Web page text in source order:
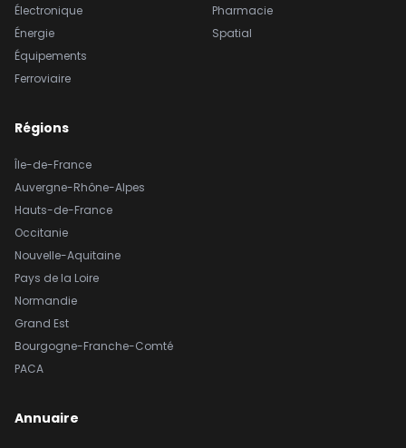
Électronique
Énergie
Équipements
Ferroviaire
Pharmacie
Spatial
Régions
Île-de-France
Auvergne-Rhône-Alpes
Hauts-de-France
Occitanie
Nouvelle-Aquitaine
Pays de la Loire
Normandie
Grand Est
Bourgogne-Franche-Comté
PACA
Annuaire